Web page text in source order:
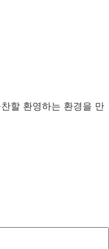
할 환영하는 환경을 만